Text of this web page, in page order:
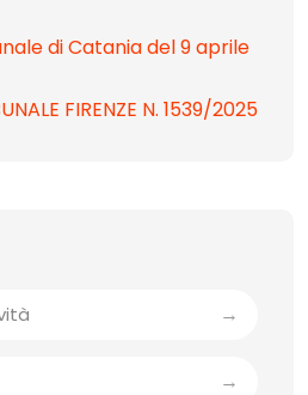
di Catania del 9 aprile
FIRENZE N. 1539/2025